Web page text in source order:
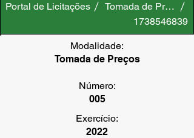
Portal de Licitações
Tomada de Preços
1738546839
Modalidade:
Tomada de Preços
Número:
005
Exercício:
2022